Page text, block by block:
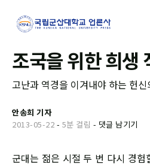
조국을 위한 희생
고난과 역경을 이겨내야 하는 헌신
안송희 기자
2013-05-22 - 5분 걸림 - 댓글 남기기
군대는 젊은 시절 두 번 다시 경